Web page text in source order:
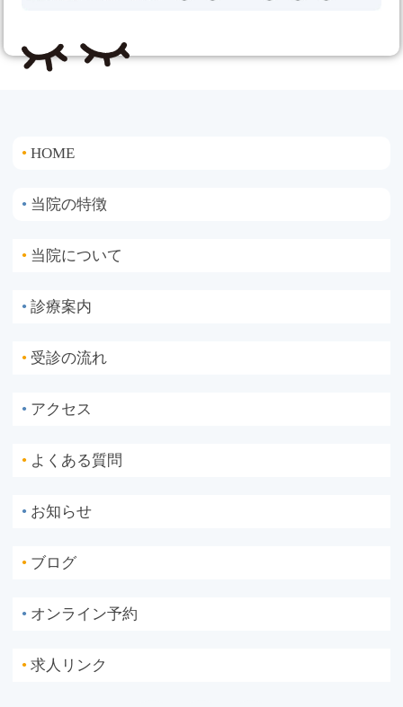
● HOME
● 当院の特徴
● 当院について
● 診療案内
● 受診の流れ
● アクセス
● よくある質問
● お知らせ
● ブログ
● オンライン予約
● 求人リンク